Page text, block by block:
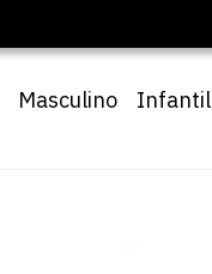
Masculino Infantil